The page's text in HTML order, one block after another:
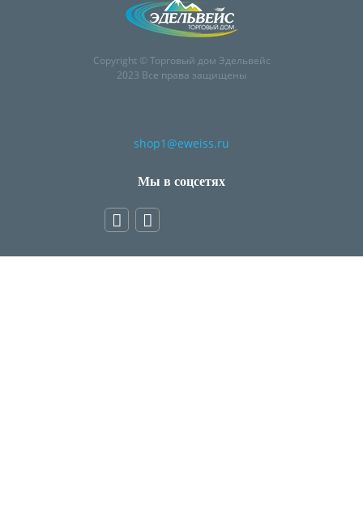
Copyright © Торговый дом Эдельвейс
2023 Все права защищены
shop1@eweiss.ru
Мы в соцсетях